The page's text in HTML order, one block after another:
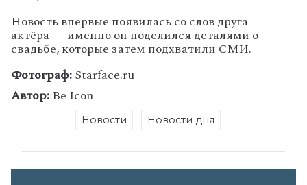
Новость впервые появилась со слов друга
актёра — именно он поделился деталями о
свадьбе, которые затем подхватили СМИ.
Фотограф:Starface.ru
Автор:Be Icon
Новости Новости дня